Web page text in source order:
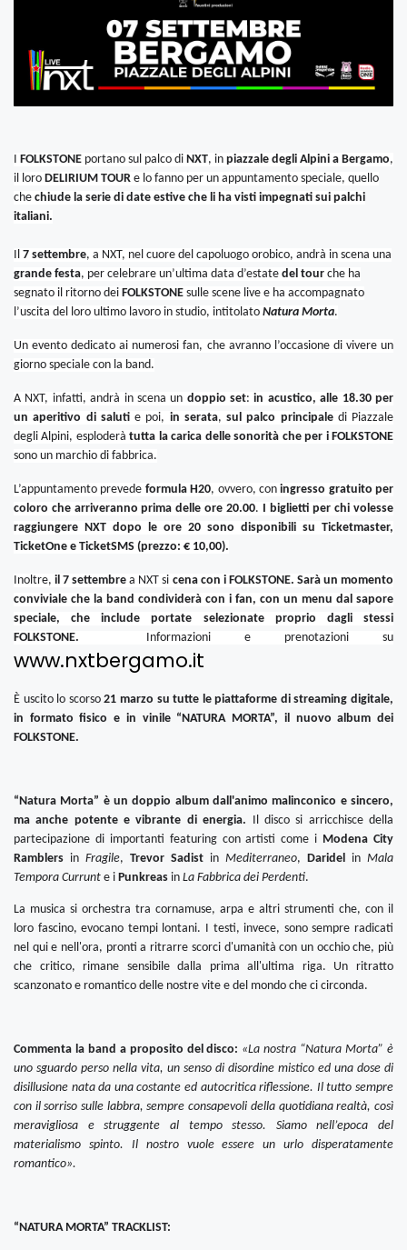
I FOLKSTONE portano sul palco di NXT, in piazzale degli Alpini a Bergamo,
il loro DELIRIUM TOUR e lo fanno per un appuntamento speciale, quello
che chiude la serie di date estive che li ha visti impegnati sui palchi
italiani.
Il 7 settembre, a NXT, nel cuore del capoluogo orobico, andrà in scena una
grande festa, per celebrare un’ultima data d’estate del tour che ha
segnato il ritorno dei FOLKSTONE sulle scene live e ha accompagnato
l’uscita del loro ultimo lavoro in studio, intitolato Natura Morta.
Un evento dedicato ai numerosi fan, che avranno l’occasione di vivere un
giorno speciale con la band.
A NXT, infatti, andrà in scena un doppio set:in acustico, alle 18.30 per
un aperitivo di saluti e poi, in serata, sul palco principaledi Piazzale
degli Alpini, esploderàtutta la carica delle sonorità che per i FOLKSTONE
sono un marchio di fabbrica.
L’appuntamento prevede formula H20, ovvero, coningresso gratuito per
coloro che arriveranno prima delle ore 20.00. I biglietti per chi volesse
raggiungere NXT dopo le ore 20 sono disponibili su Ticketmaster,
TicketOne e TicketSMS (prezzo: € 10,00).
Inoltre,il 7 settembre a NXT si cena con i FOLKSTONE. Sarà un momento
conviviale che la band condividerà con i fan, con un menu dal sapore
speciale, che include portate selezionate proprio dagli stessi
FOLKSTONE.
Informazioni e prenotazioni su
www.nxtbergamo.it
È uscito lo scorso21 marzo su tutte le piattaforme di streaming digitale,
in formato fisico e in vinile “NATURA MORTA”, il nuovo album dei
FOLKSTONE.
“Natura Morta” è un doppio album dall'animo malinconico e sincero,
ma anche potente e vibrante di energia. Il disco si arricchisce della
partecipazione di importanti featuring con artisti come i Modena City
Ramblers in Fragile, Trevor Sadist in Mediterraneo, Daridel in Mala
Tempora Currunt e i Punkreas in La Fabbrica dei Perdenti.
La musica si orchestra tra cornamuse, arpa e altri strumenti che, con il
loro fascino, evocano tempi lontani. I testi, invece, sono sempre radicati
nel qui e nell'ora, pronti a ritrarre scorci d'umanità con un occhio che, più
che critico, rimane sensibile dalla prima all'ultima riga. Un ritratto
scanzonato e romantico delle nostre vite e del mondo che ci circonda.
Commenta la band a proposito del disco: «La nostra “Natura Morta” è
uno sguardo perso nella vita, un senso di disordine mistico ed una dose di
disillusione nata da una costante ed autocritica riflessione. Il tutto sempre
con il sorriso sulle labbra, sempre consapevoli della quotidiana realtà, così
meravigliosa e struggente al tempo stesso. Siamo nell’epoca del
materialismo spinto. Il nostro vuole essere un urlo disperatamente
romantico».
“NATURA MORTA” TRACKLIST: